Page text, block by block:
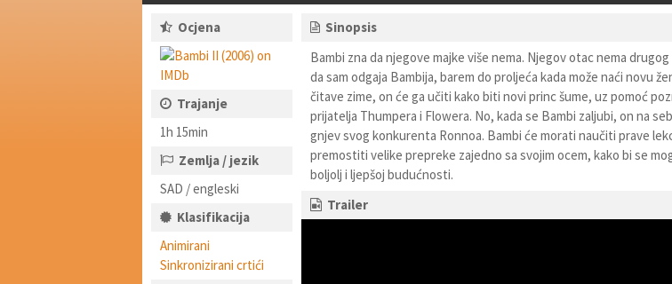
Ocjena
Trajanje
1h 15min
Zemlja / jezik
SAD / engleski
Klasifikacija
Animirani
Sinkronizirani crtići
Sinopsis
Bambi zna da njegove majke više nema. Njegov otac nema
da sam odgaja Bambija, barem do proljeća kada može naći novu
čitave zime, on će ga učiti kako biti novi princ šume, uz pomoć
prijatelja Thumpera i Flowera. No, kada se Bambi zaljubi, on na
gnjev svog konkurenta Ronnoa. Bambi će morati naučiti prave
premostiti velike prepreke zajedno sa svojim ocem, kako bi se
boljolj i ljepšoj budućnosti.
Trailer